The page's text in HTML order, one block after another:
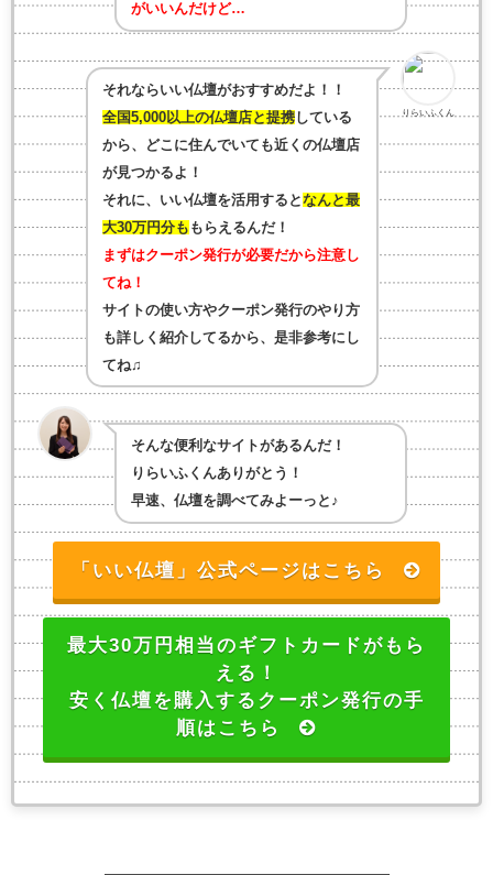
がいいんだけど…
りらいふくん
それならいい仏壇がおすすめだよ！！
全国5,000以上の仏壇店と提携している
から、どこに住んでいても近くの仏壇店
が見つかるよ！
それに、いい仏壇を活用するとなんと最
大30万円分も もらえるんだ！
まずはクーポン発行が必要だから注意し
てね！
サイトの使い方やクーポン発行のやり方
も詳しく紹介してるから、是非参考にし
てね♫
そんな便利なサイトがあるんだ！
りらいふくんありがとう！
早速、仏壇を調べてみよーっと♪
「いい仏壇」公式ページはこちら
最大30万円相当のギフトカードがもら
える！
安く仏壇を購入するクーポン発行の手
順はこちら